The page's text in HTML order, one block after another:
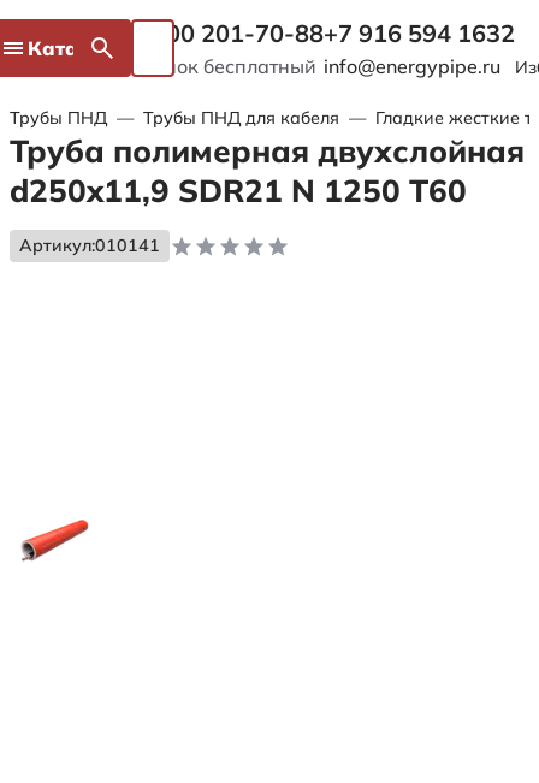
Каталог 8 800 201-70-88
Звонок бесплатный
+7 916 594 1632
info@energypipe.ru
Трубы ПНД — Трубы ПНД для кабеля — Гладкие жесткие
Труба полимерная двухслойная
d250x11,9 SDR21 N 1250 Т60
Артикул:010141